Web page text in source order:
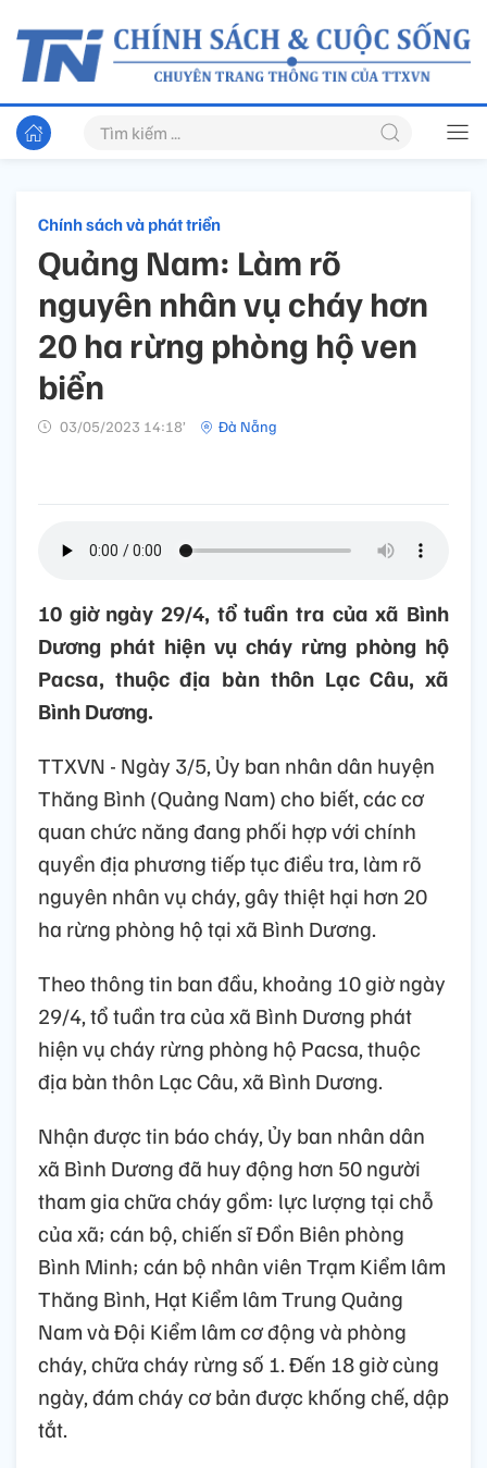
Chính sách và phát triển
Quảng Nam: Làm rõ
nguyên nhân vụ cháy hơn
20 ha rừng phòng hộ ven
biển
03/05/2023 14:18’ Đà Nẵng
10 giờ ngày 29/4, tổ tuần tra của xã Bình
Dương phát hiện vụ cháy rừng phòng hộ
Pacsa, thuộc địa bàn thôn Lạc Câu, xã
Bình Dương.
TTXVN - Ngày 3/5, Ủy ban nhân dân huyện
Thăng Bình (Quảng Nam) cho biết, các cơ
quan chức năng đang phối hợp với chính
quyền địa phương tiếp tục điều tra, làm rõ
nguyên nhân vụ cháy, gây thiệt hại hơn 20
ha rừng phòng hộ tại xã Bình Dương.
Theo thông tin ban đầu, khoảng 10 giờ ngày
29/4, tổ tuần tra của xã Bình Dương phát
hiện vụ cháy rừng phòng hộ Pacsa, thuộc
địa bàn thôn Lạc Câu, xã Bình Dương.
Nhận được tin báo cháy, Ủy ban nhân dân
xã Bình Dương đã huy động hơn 50 người
tham gia chữa cháy gồm: lực lượng tại chỗ
của xã; cán bộ, chiến sĩ Đồn Biên phòng
Bình Minh; cán bộ nhân viên Trạm Kiểm lâm
Thăng Bình, Hạt Kiểm lâm Trung Quảng
Nam và Đội Kiểm lâm cơ động và phòng
cháy, chữa cháy rừng số 1. Đến 18 giờ cùng
ngày, đám cháy cơ bản được khống chế, dập
tắt.